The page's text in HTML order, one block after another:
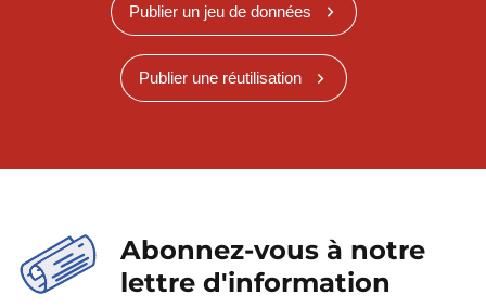
Publier un jeu de données
Publier une réutilisation
Abonnez-vous à notre
lettre d'information